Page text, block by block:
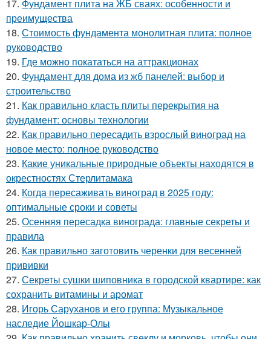
17. Фундамент плита на ЖБ сваях: особенности и
преимущества
18. Стоимость фундамента монолитная плита: полное
руководство
19. Где можно покататься на аттракционах
20. Фундамент для дома из жб панелей: выбор и
строительство
21. Как правильно класть плиты перекрытия на
фундамент: основы технологии
22. Как правильно пересадить взрослый виноград на
новое место: полное руководство
23. Какие уникальные природные объекты находятся в
окрестностях Стерлитамака
24. Когда пересаживать виноград в 2025 году:
оптимальные сроки и советы
25. Осенняя пересадка винограда: главные секреты и
правила
26. Как правильно заготовить черенки для весенней
прививки
27. Секреты сушки шиповника в городской квартире: как
сохранить витамины и аромат
28. Игорь Саруханов и его группа: Музыкальное
наследие Йошкар-Олы